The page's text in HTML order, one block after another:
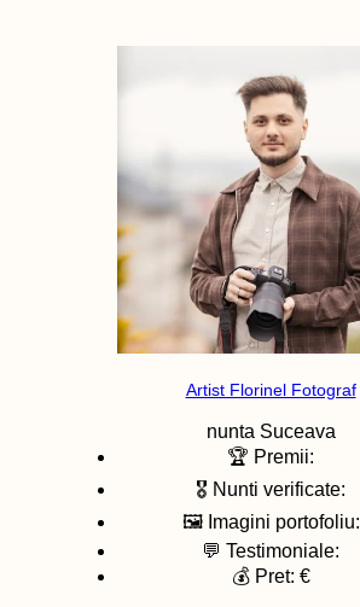
Artist Florinel Fotograf
nunta Suceava
🏆 Premii:
🎖️ Nunti verificate:
🖼️ Imagini portofoliu:
💬 Testimoniale:
💰 Pret: €